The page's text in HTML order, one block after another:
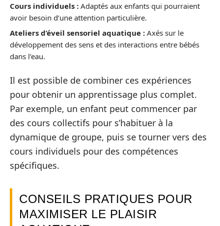
Cours individuels : Adaptés aux enfants qui pourraient
avoir besoin d’une attention particulière.
Ateliers d’éveil sensoriel aquatique : Axés sur le
développement des sens et des interactions entre bébés
dans l’eau.
Il est possible de combiner ces expériences
pour obtenir un apprentissage plus complet.
Par exemple, un enfant peut commencer par
des cours collectifs pour s’habituer à la
dynamique de groupe, puis se tourner vers des
cours individuels pour des compétences
spécifiques.
CONSEILS PRATIQUES POUR
MAXIMISER LE PLAISIR